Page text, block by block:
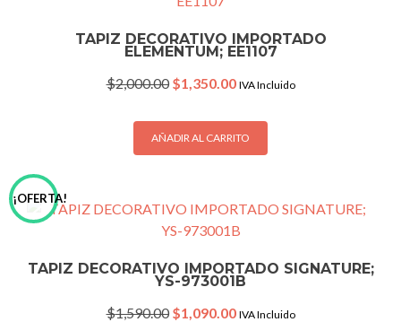
TAPIZ DECORATIVO IMPORTADO
ELEMENTUM; EE1107
$2,000.00 Original
was:
$2,000.00.
$1,350.00Current
is:
$1,350.00.
IVA Incluido
AÑADIR AL CARRITO
¡OFERTA!
TAPIZ DECORATIVO IMPORTADO SIGNATURE;
YS-973001B
$1,590.00 Original
$1,090.00Current
IVA Incluido